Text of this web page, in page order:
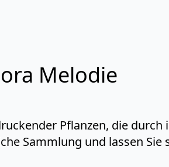
Melodie
Pflanzen, die
Sammlung und lassen Sie